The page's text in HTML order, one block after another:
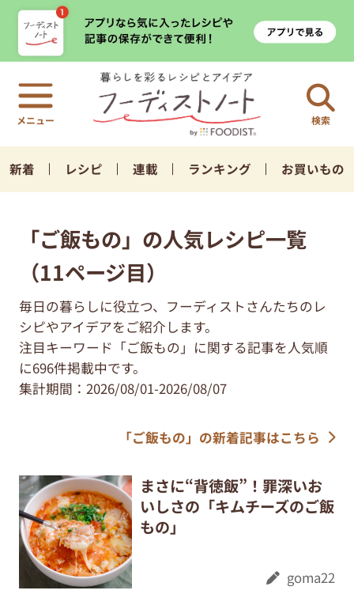
検索
新着 レシピ 連載 ランキング お買いもの
「ご飯もの」の人気レシピ一覧
（11ページ目）
毎日の暮らしに役立つ、フーディストさんたちのレ
シピやアイデアをご紹介します。
注目キーワード「ご飯もの」に関する記事を人気順
に696件掲載中です。
集計期間：2026/08/01-2026/08/07
「ご飯もの」の新着記事はこちら
まさに“背徳飯”！罪深いお
いしさの「キムチーズのご飯
もの」
goma22